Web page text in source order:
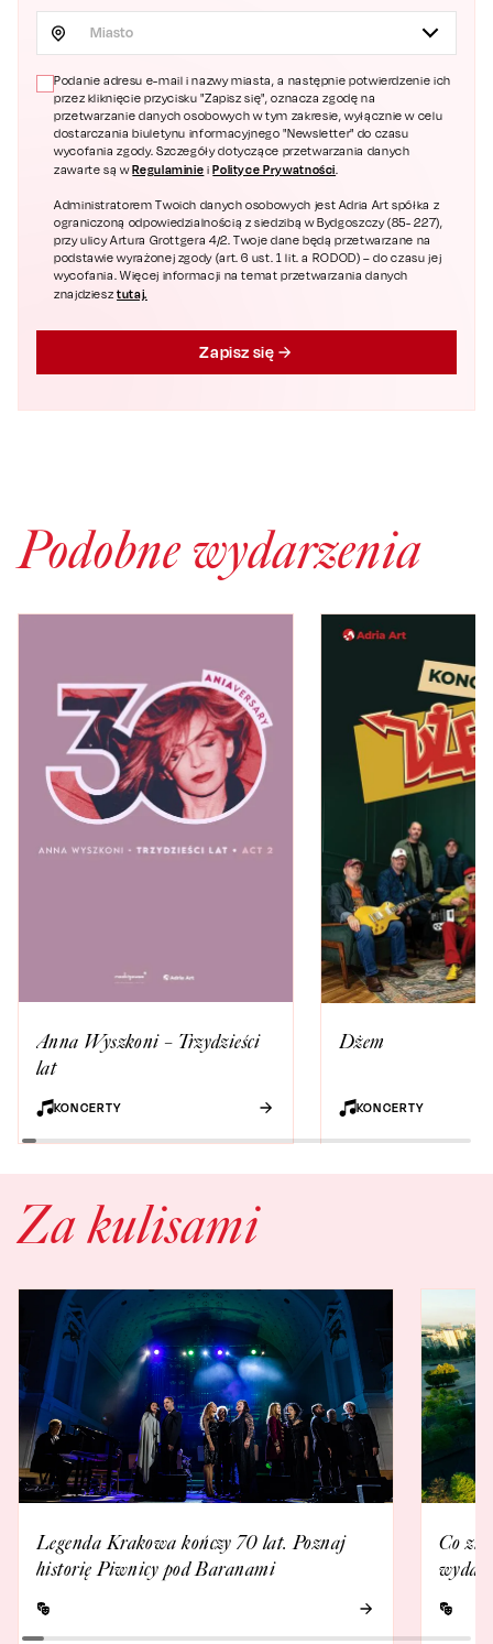
Miasto
Podanie adresu e-mail i nazwy miasta, a następnie potwierdzenie ich
przez kliknięcie przycisku "Zapisz się", oznacza zgodę na
przetwarzanie danych osobowych w tym zakresie, wyłącznie w celu
dostarczania biuletynu informacyjnego "Newsletter" do czasu
wycofania zgody. Szczegóły dotyczące przetwarzania danych
zawarte są wRegulaminie iPolityce Prywatności.
Administratorem Twoich danych osobowych jest Adria Art spółka z
ograniczoną odpowiedzialnością z siedzibą w Bydgoszczy (85- 227),
przy ulicy Artura Grottgera 4/2. Twoje dane będą przetwarzane na
podstawie wyrażonej zgody (art. 6 ust. 1 lit. a RODOD) – do czasu jej
wycofania. Więcej informacji na temat przetwarzania danych
znajdziesztutaj.
Zapisz się
Podobne wydarzenia
Anna Wyszkoni – Trzydzieści
lat
KONCERTY
Dżem
KONCERTY
Za kulisami
Legenda Krakowa kończy 70 lat. Poznaj
historię Piwnicy pod Baranami
Co